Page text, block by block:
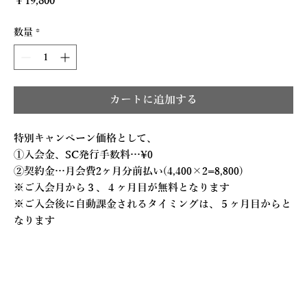
数量 *
カートに追加する
特別キャンペーン価格として、
①入会金、SC発行手数料…¥0
②契約金…月会費2ヶ月分前払い(4,400×2=8,800)
※ご入会月から３、４ヶ月目が無料となります
※ご入会後に自動課金されるタイミングは、５ヶ月目からと
なります